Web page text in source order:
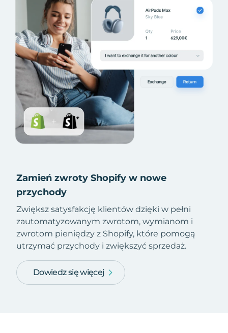
Zamień zwroty Shopify w nowe
przychody
Zwiększ satysfakcję klientów dzięki w pełni
zautomatyzowanym zwrotom, wymianom i
zwrotom pieniędzy z Shopify, które pomogą
utrzymać przychody i zwiększyć sprzedaż.
Dowiedz się więcej